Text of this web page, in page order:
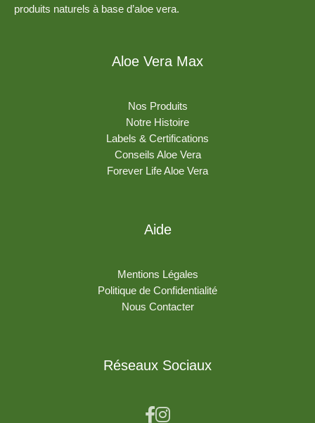
produits naturels à base d’aloe vera.
Aloe Vera Max
Nos Produits
Notre Histoire
Labels & Certifications
Conseils Aloe Vera
Forever Life Aloe Vera
Aide
Mentions Légales
Politique de Confidentialité
Nous Contacter
Réseaux Sociaux